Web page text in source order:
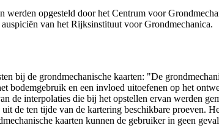
werden opgesteld door het Centrum voor
van het Rijksinstituut voor Grondmechanica.
bij de grondmechanische kaarten: "De
bodemgebruik en een invloed uitoefenen op het
de interpolaties die bij het opstellen ervan werden
de ten tijde van de kartering beschikbare proeven.
kaarten kunnen de gebruiker in geen